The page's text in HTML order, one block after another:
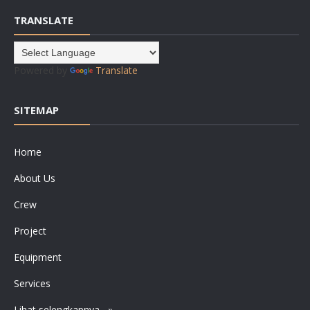
TRANSLATE
Translate
SITEMAP
Home
About Us
Crew
Project
Equipment
Services